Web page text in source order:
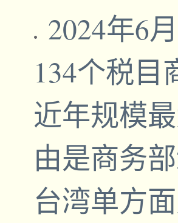
2024年6
134个税目
近年规模
由是商务
台湾单方